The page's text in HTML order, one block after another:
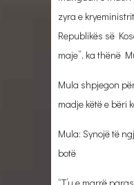
zyra e
Republikës së
maje”, ka thënë
Mula shpjegon
madje këtë e bëri
Mula: Synojë të
botë